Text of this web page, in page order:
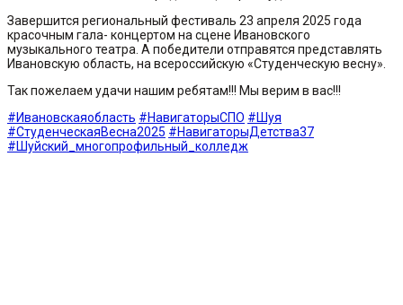
Завершится региональный фестиваль 23 апреля 2025 года
красочным гала- концертом на сцене Ивановского
музыкального театра. А победители отправятся представлять
Ивановскую область, на всероссийскую «Студенческую весну».
Так пожелаем удачи нашим ребятам!!! Мы верим в вас!!!
#Ивановскаяобласть #НавигаторыСПО #Шуя
#СтуденческаяВесна2025 #НавигаторыДетства37
#Шуйский_многопрофильный_колледж